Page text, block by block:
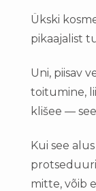
Ükski
pikaajalist
Uni, piisav
toitumine,
klišee —
Kui see
mitte, võib